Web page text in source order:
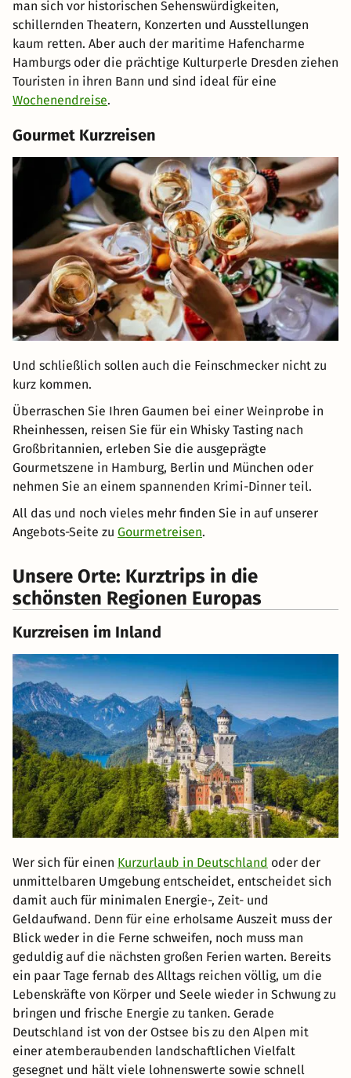
man sich vor historischen Sehenswürdigkeiten,
schillernden Theatern, Konzerten und Ausstellungen
kaum retten. Aber auch der maritime Hafencharme
Hamburgs oder die prächtige Kulturperle Dresden ziehen
Touristen in ihren Bann und sind ideal für eine
Wochenendreise.
Gourmet Kurzreisen
Und schließlich sollen auch die Feinschmecker nicht zu
kurz kommen.
Überraschen Sie Ihren Gaumen bei einer Weinprobe in
Rheinhessen, reisen Sie für ein Whisky Tasting nach
Großbritannien, erleben Sie die ausgeprägte
Gourmetszene in Hamburg, Berlin und München oder
nehmen Sie an einem spannenden Krimi-Dinner teil.
All das und noch vieles mehr finden Sie in auf unserer
Angebots-Seite zu Gourmetreisen.
Unsere Orte: Kurztrips in die
schönsten Regionen Europas
Kurzreisen im Inland
Wer sich für einen Kurzurlaub in Deutschland oder der
unmittelbaren Umgebung entscheidet, entscheidet sich
damit auch für minimalen Energie-, Zeit- und
Geldaufwand. Denn für eine erholsame Auszeit muss der
Blick weder in die Ferne schweifen, noch muss man
geduldig auf die nächsten großen Ferien warten. Bereits
ein paar Tage fernab des Alltags reichen völlig, um die
Lebenskräfte von Körper und Seele wieder in Schwung zu
bringen und frische Energie zu tanken. Gerade
Deutschland ist von der Ostsee bis zu den Alpen mit
einer atemberaubenden landschaftlichen Vielfalt
gesegnet und hält viele lohnenswerte sowie schnell